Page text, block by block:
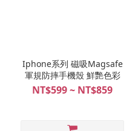
Iphone系列 磁吸Magsafe
軍規防摔手機殼 鮮艷色彩
NT$599 ~ NT$859